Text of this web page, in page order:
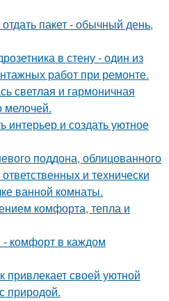
пакет - обычный день,
в стену - один из
работ при ремонте.
светлая и гармоничная
мелочей.
интерьер и создать уютное
поддона, облицованного
и технически
ванной комнаты.
комфорта, тепла и
- комфорт в каждом
привлекает своей уютной
природой.